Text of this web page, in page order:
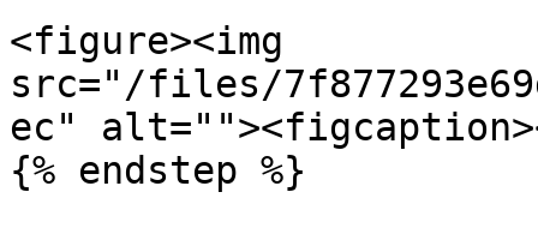
<figure><img
src="/files/
ec"
{% endstep %}